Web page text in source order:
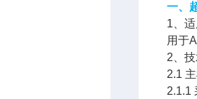
一、
1、
用于
2、
2.1
2.1.1